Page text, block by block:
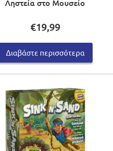
Ληστεία στο Μουσείο
€19,99
Διαβάστε περισσότερα